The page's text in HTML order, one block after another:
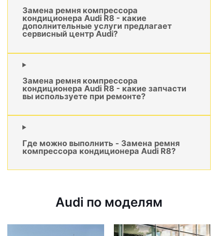
Замена ремня компрессора
кондиционера Audi R8 - какие
дополнительные услуги предлагает
сервисный центр Audi?
Замена ремня компрессора
кондиционера Audi R8 - какие запчасти
вы используете при ремонте?
Где можно выполнить - Замена ремня
компрессора кондиционера Audi R8?
Audi по моделям